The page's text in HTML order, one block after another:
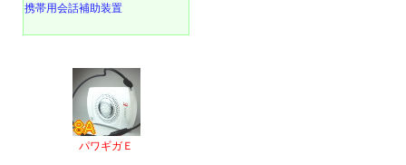
携帯用会話補助装置
パワギガＥ